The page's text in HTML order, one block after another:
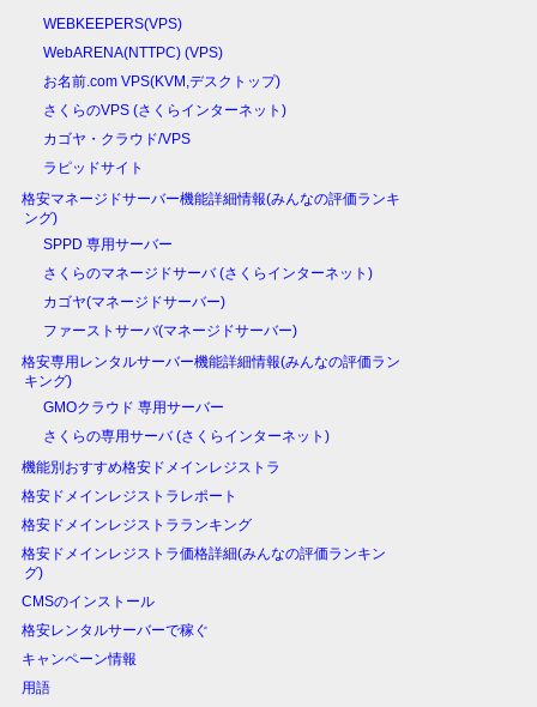
WEBKEEPERS(VPS)
WebARENA(NTTPC) (VPS)
お名前.com VPS(KVM,デスクトップ)
さくらのVPS (さくらインターネット)
カゴヤ・クラウド/VPS
ラピッドサイト
格安マネージドサーバー機能詳細情報(みんなの評価ランキ
ング)
SPPD 専用サーバー
さくらのマネージドサーバ (さくらインターネット)
カゴヤ(マネージドサーバー)
ファーストサーバ(マネージドサーバー)
格安専用レンタルサーバー機能詳細情報(みんなの評価ラン
キング)
GMOクラウド 専用サーバー
さくらの専用サーバ (さくらインターネット)
機能別おすすめ格安ドメインレジストラ
格安ドメインレジストラレポート
格安ドメインレジストラランキング
格安ドメインレジストラ価格詳細(みんなの評価ランキン
グ)
CMSのインストール
格安レンタルサーバーで稼ぐ
キャンペーン情報
用語